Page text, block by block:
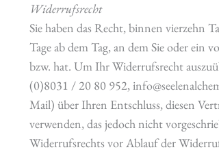
Widerrufsrecht
Sie haben das Recht, binnen vierzehn
Tage ab dem Tag, an dem Sie oder
bzw. hat. Um Ihr Widerrufsrecht
(0)8031 / 20 80 952,
Mail) über Ihren Entschluss, diesen
verwenden, das jedoch nicht
Widerrufsrechts vor Ablauf der